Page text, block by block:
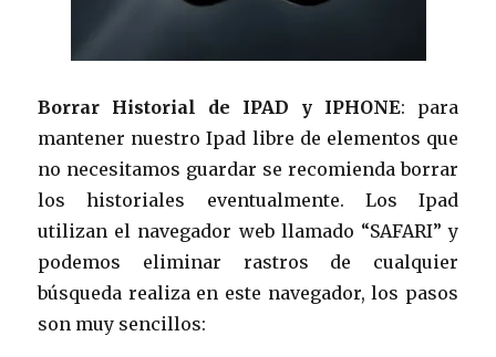
Borrar Historial de IPAD y IPHONE: para
mantener nuestro Ipad libre de elementos que
no necesitamos guardar se recomienda borrar
los historiales eventualmente. Los Ipad
utilizan el navegador web llamado “SAFARI” y
podemos eliminar rastros de cualquier
búsqueda realiza en este navegador, los pasos
son muy sencillos: